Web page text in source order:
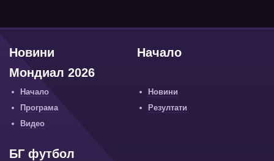
Начало
Новини
Мондиал 2026
Начало
Новини
Програма
Резултати
Видео
БГ футбол